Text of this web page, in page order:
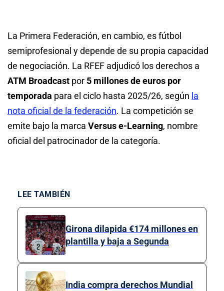
La Primera Federación, en cambio, es fútbol
semiprofesional y depende de su propia capacidad
de negociación. La RFEF adjudicó los derechos a
ATM Broadcast por 5 millones de euros por
temporada para el ciclo hasta 2025/26, según la
nota oficial de la federación. La competición se
emite bajo la marca Versus e-Learning, nombre
oficial del patrocinador de la categoría.
LEE TAMBIÉN
Girona dilapida €174 millones en
plantilla y baja a Segunda
India compra derechos Mundial